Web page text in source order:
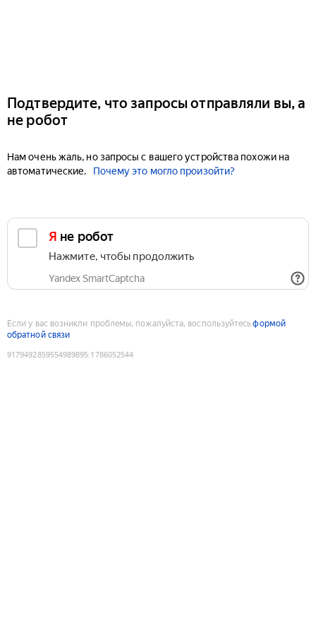
Подтвердите, что запросы отправляли вы, а
не робот
Нам очень жаль, но запросы с вашего устройства похожи на
автоматические.
Почему это могло произойти?
Я не робот
Нажмите, чтобы продолжить
Yandex SmartCaptcha
Если у вас возникли проблемы, пожалуйста, воспользуйтесьформой
обратной связи
9179492859554989895:1786052544